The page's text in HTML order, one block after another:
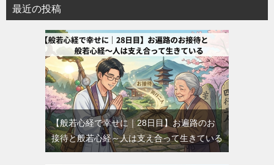
最近の投稿
【般若心経で幸せに｜28日目】お遍路のお
接待と般若心経～人は支え合って生きている